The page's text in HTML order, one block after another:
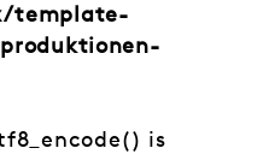
template-
is